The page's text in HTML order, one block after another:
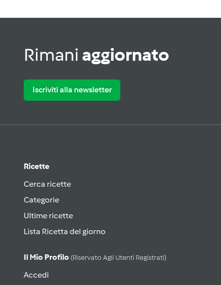
Rimani aggiornato
Iscriviti alla newsletter
Ricette
Cerca ricette
Categorie
Ultime ricette
Lista Ricetta del giorno
Il Mio Profilo (riservato Agli Utenti Registrati)
Accedi